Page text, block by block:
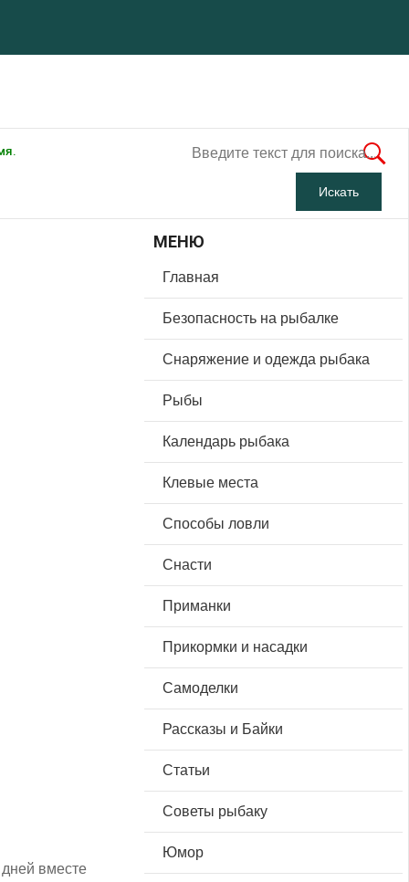
вместе
МЕНЮ
Главная
Безопасность на рыбалке
Снаряжение и одежда рыбака
Рыбы
Календарь рыбака
Клевые места
Способы ловли
Снасти
Приманки
Прикормки и насадки
Самоделки
Рассказы и Байки
Статьи
Советы рыбаку
Юмор